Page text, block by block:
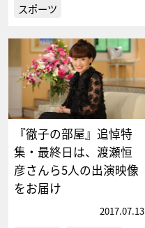
スポーツ
『徹子の部屋』追悼特
集・最終日は、渡瀬恒
彦さんら5人の出演映像
をお届け
2017.07.13